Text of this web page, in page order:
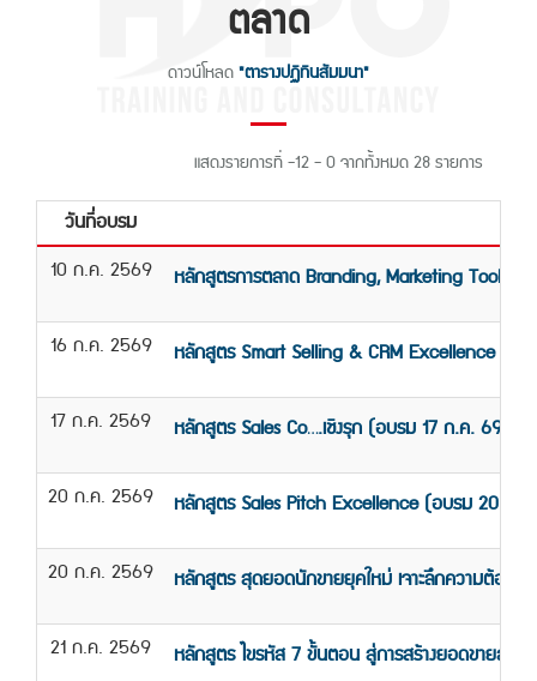
ตลาด
ดาวน์โหลด"ตารางปฏิทินสัมมนา"
แสดงรายการที่ -12 - 0 จากทั้งหมด 28 รายการ
วันที่อบรม
10 ก.ค. 2569
หลักสูตรการตลาด Branding, Marketing Tools
16 ก.ค. 2569 หลักสูตร Smart Selling & CRM Excellence (อ
17 ก.ค. 2569 หลักสูตร Sales Co….เชิงรุก (อบรม 17 ก.ค. 69) ห
20 ก.ค. 2569 หลักสูตร Sales Pitch Excellence (อบรม 20 ก.
20 ก.ค. 2569 หลักสูตร สุดยอดนักขายยุคใหม่ เจาะลึกความต้องก
21 ก.ค. 2569 หลักสูตร ไขรหัส 7 ขั้นตอน สู่การสร้างยอดขายสุด